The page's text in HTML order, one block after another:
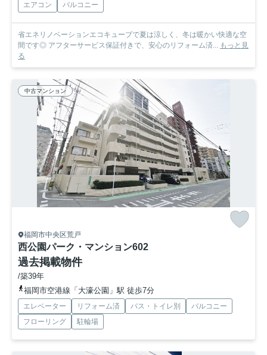
エアコン バルコニー
省エネリノベーションエコキューブで夏は涼しく、冬は暖かい快適な空
間です◎ アフターサービス保証付きで、安心のリフォーム済... もっと見
る
中古マンション
福岡市中央区荒戸
西公園パーク・マンション602
過去掲載物件
/築39年
福岡市空港線「大濠公園」駅 徒歩7分
エレベーター リフォーム済 バス・トイレ別
バルコニー
フローリング
駐輪場